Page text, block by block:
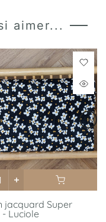
aimer...
jacquard Super
- Luciole